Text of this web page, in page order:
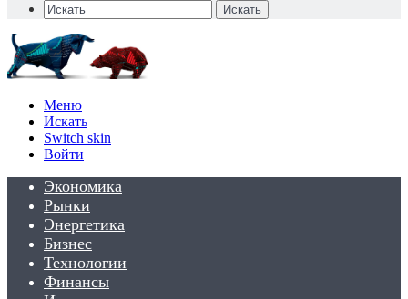
Искать
Меню
Искать
Switch skin
Войти
Экономика
Рынки
Энергетика
Бизнес
Технологии
Финансы